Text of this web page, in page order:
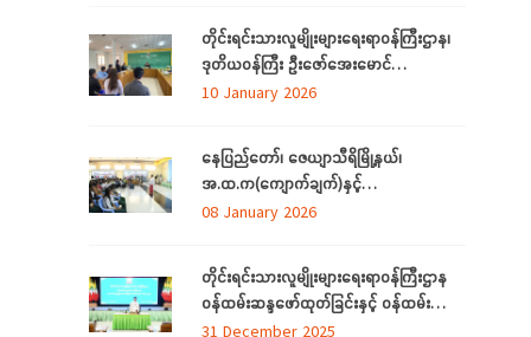
စည်းလုံးညီညွတ်ခြင်းကို ထုတ်ဖော်ပြသသည့်
မနောအကကို ရိုးရာအစဉ်အလာနှင့်အညီ
အေးချမ်းပျော်ရွှင်စွာဆင်နွှဲ
တိုင်းရင်းသားလူမျိုးများရေးရာဝန်ကြီးဌာန၊
ဒုတိယဝန်ကြီး ဦးဇော်‌အေးမောင်
ကချင်ပြည်နယ်၊ ညွှန်ကြား‌ရေးမှူးရုံးရှိ
10 January 2026
နေပြည်တော်၊ ဇေယျာသီရိမြို့နယ်၊
အ.ထ.က(ကျောက်ချက်)နှင့်
အ.ထ.က(ရေဆင်း) တ်ို့မှ ကျောင်းသား၊
ရေးရာဝန်ကြီးဌာနရှိ တိုင်းရင်းသား ရိုးရာ
ယဉ်ကျေးမှုပြခန်းသို့ လာရောက်လေ့လာ
08 January 2026
တိုင်းရင်းသားလူမျိုးများရေးရာဝန်ကြီးဌာန
ဝန်ထမ်းဆန္ဒဖော်ထုတ်ခြင်းနှင့် ဝန်ထမ်း
သက်သာချောင်ချိရေးအတွက် ထောက်ပံ့
31 December 2025